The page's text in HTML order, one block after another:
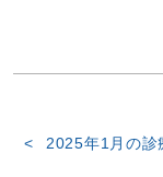
2025年1月の診